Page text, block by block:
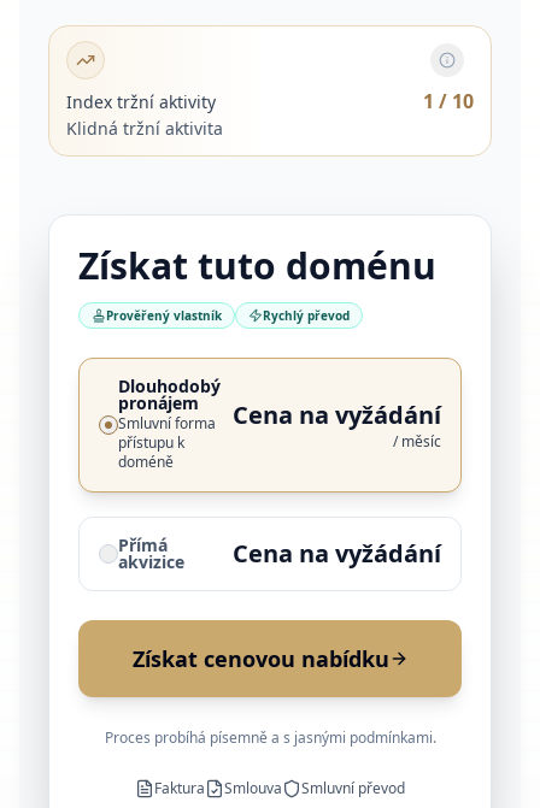
Index tržní aktivity 1 / 10
Klidná tržní aktivita
Získat tuto doménu
Prověřený vlastník Rychlý převod
Dlouhodobý
pronájem
Smluvní forma
přístupu k
doméně
Cena na vyžádání
/ měsíc
Přímá
akvizice Cena na vyžádání
Získat cenovou nabídku
Proces probíhá písemně a s jasnými podmínkami.
Faktura Smlouva Smluvní převod